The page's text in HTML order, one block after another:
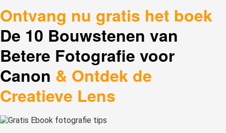
Ontvang nu gratis het boek
De 10 Bouwstenen van
Betere Fotografie voor
Canon & Ontdek de
Creatieve Lens